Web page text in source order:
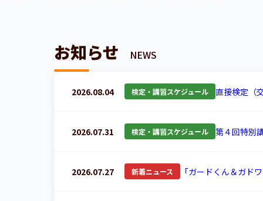
お知らせ NEWS
2026.08.04 検定・講習スケジュール 直接検定（
2026.07.31 検定・講習スケジュール 第４回特別
2026.07.27 新着ニュース 「ガードくん＆ガド